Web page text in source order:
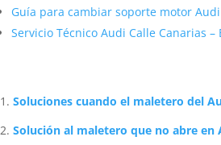
Guía para cambiar soporte motor
Servicio Técnico Audi Calle Canarias
Soluciones cuando el maletero del
Solución al maletero que no abre en